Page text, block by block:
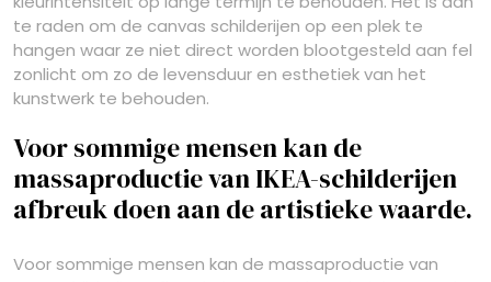
te raden om de canvas schilderijen op een plek te
hangen waar ze niet direct worden blootgesteld aan fel
zonlicht om zo de levensduur en esthetiek van het
kunstwerk te behouden.
Voor sommige mensen kan de
massaproductie van IKEA-schilderijen
afbreuk doen aan de artistieke waarde.
Voor sommige mensen kan de massaproductie van